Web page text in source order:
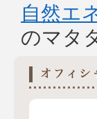
自然エ
のマタ